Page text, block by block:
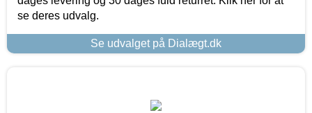
se deres udvalg.
Se udvalget på Dialægt.dk